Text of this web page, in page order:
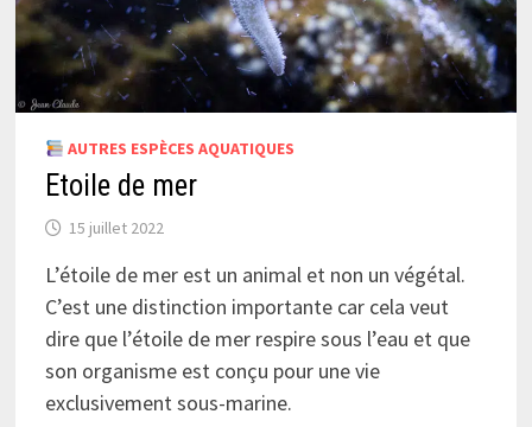
AUTRES ESPÈCES AQUATIQUES
Etoile de mer
15 juillet 2022
L’étoile de mer est un animal et non un végétal.
C’est une distinction importante car cela veut
dire que l’étoile de mer respire sous l’eau et que
son organisme est conçu pour une vie
exclusivement sous-marine.